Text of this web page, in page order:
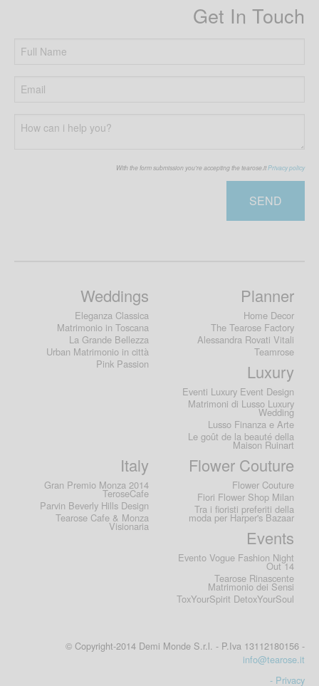
Get In Touch
With the form submission you're accepting the tearose.itPrivacy policy
SEND
Weddings
Eleganza Classica
Matrimonio in Toscana
La Grande Bellezza
Urban Matrimonio in città
Pink Passion
Planner
Home Decor
The Tearose Factory
Alessandra Rovati Vitali
Teamrose
Luxury
Eventi Luxury Event Design
Matrimoni di Lusso Luxury
Wedding
Lusso Finanza e Arte
Le goût de la beauté della
Maison Ruinart
Italy
Gran Premio Monza 2014
TeroseCafe
Parvin Beverly Hills Design
Tearose Cafe & Monza
Visionaria
Flower Couture
Flower Couture
Fiori Flower Shop Milan
Tra i fioristi preferiti della
moda per Harper's Bazaar
Events
Evento Vogue Fashion Night
Out 14
Tearose Rinascente
Matrimonio dei Sensi
ToxYourSpirit DetoxYourSoul
© Copyright-2014 Demi Monde S.r.l. - P.Iva 13112180156 -
info@tearose.it
- Privacy